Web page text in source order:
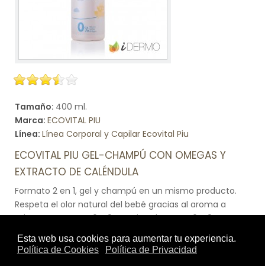
Tamaño: 400 ml.
Marca: ECOVITAL PIU
Línea: Línea Corporal y Capilar Ecovital Piu
ECOVITAL PIU GEL-CHAMPÚ CON OMEGAS Y
EXTRACTO DE CALÉNDULA
Formato 2 en 1, gel y champú en un mismo producto.
Respeta el olor natural del bebé gracias al aroma a
talco. Con omega 6 y 9. Gracias al omega 6 y 9
conseguirás propiedades calmantes y acondicionadoras
para la piel y cabello del bebé. Con extracto de